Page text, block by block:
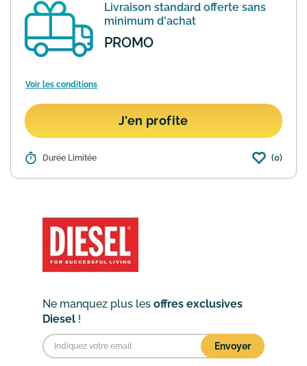
de nombreux avantages toute l'an...En
savoir plus
Livraison standard offerte sans
minimum d'achat
PROMO
Voir les conditions
J'en profite
Détails : Pour toute commande sur le site Diesel
la validation...
Durée Limitée (0)
Ne manquez plus les offres exclusives
Diesel !
Envoyer